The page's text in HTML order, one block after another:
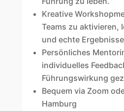
Kreative
Teams zu aktivieren,
und echte
Persönliches
individuelles
Führungswirkung
Bequem via Zoom
Hamburg